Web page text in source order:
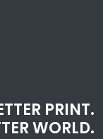
PRINT.
WORLD.